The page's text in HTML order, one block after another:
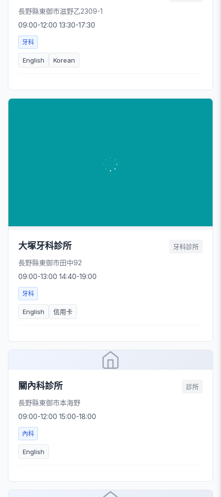
長野縣東御市滋野乙2309-1
09:00-12:00 13:30-17:30
牙科
English Korean
大塚牙科診所 牙科診所
長野縣東御市田中92
09:00-13:00 14:40-19:00
牙科
English 信用卡
關內科診所 診所
長野縣東御市本海野
09:00-12:00 15:00-18:00
內科
English